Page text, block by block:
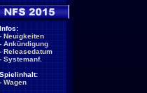
Infos:
- Neuigkeiten
- Ankündigung
- Releasedatum
- Systemanf.
Spielinhalt:
- Wagen